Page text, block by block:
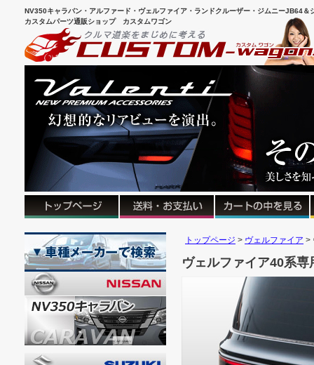
NV350キャラバン・アルファード・ヴェルファイア・ランドクルーザー・ジムニーJB64
カスタムパーツ通販ショップ カスタムワゴン
トップページ ヴェルファイア
ヴェルファイア40系